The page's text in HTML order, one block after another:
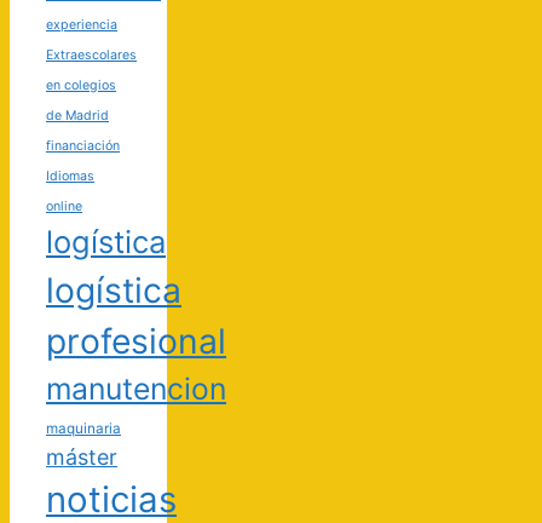
experiencia
Extraescolares
en colegios
de Madrid
financiación
Idiomas
online
logística
logística
profesional
manutencion
maquinaria
máster
noticias